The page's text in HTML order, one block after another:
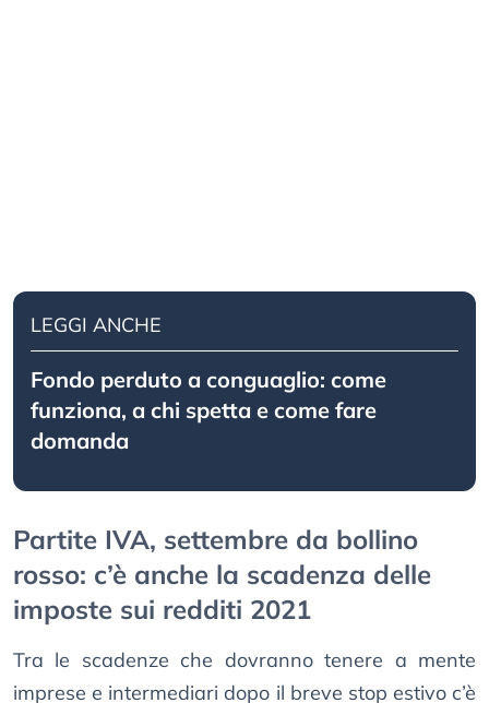
LEGGI ANCHE
Fondo perduto a conguaglio: come
funziona, a chi spetta e come fare
domanda
Partite IVA, settembre da bollino
rosso: c’è anche la scadenza delle
imposte sui redditi 2021
Tra le scadenze che dovranno tenere a mente
imprese e intermediari dopo il breve stop estivo c’è